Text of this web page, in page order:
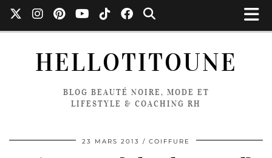
HELLOTITOUNE
BLOG BEAUTÉ NOIRE, MODE ET
LIFESTYLE & COACHING RH
23 MARS 2013 COIFFURE